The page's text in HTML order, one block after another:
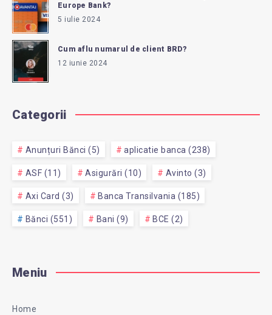
Europe Bank?
5 iulie 2024
Cum aflu numarul de client BRD?
12 iunie 2024
Categorii
Anunțuri Bănci (5) aplicatie banca (238)
ASF (11) Asigurări (10) Avinto (3)
Axi Card (3) Banca Transilvania (185)
Bănci (551) Bani (9) BCE (2)
Meniu
Home